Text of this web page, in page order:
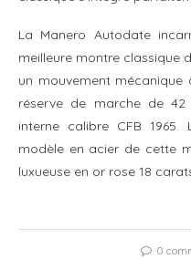
La Manero Autodate
meilleure montre classique
un mouvement mécanique
réserve de marche de 42
interne calibre CFB
modèle en acier de cette
luxueuse en or rose 18
0